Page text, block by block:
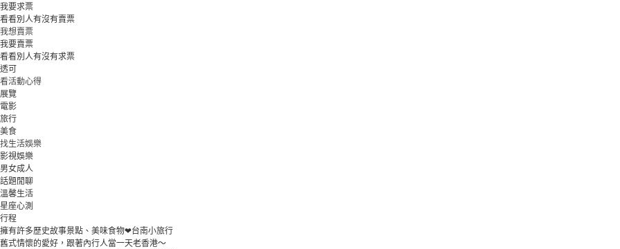
我要求票
看看別人有沒有賣票
我想賣票
我要賣票
看看別人有沒有求票
透可
看活動心得
展覽
電影
旅行
美食
找生活娛樂
影視娛樂
男女成人
話題閒聊
溫馨生活
星座心測
行程
擁有許多歷史故事景點、美味食物❤台南小旅行
舊式情懷的愛好，跟著內行人當一天老香港～